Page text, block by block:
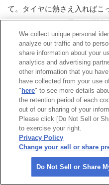
て。タイヤに熱さえ入ればこ
てもらいました。僕は2H耐
一方、いむら選手は「飯田
も入ったので、ちょっと周回
のつなぎだったんですが、早
たので、楽に走れましたよ」
様子。
N1-86の序盤はGR Garage
キモリオイル86の阪口良平選
田守男選手がプロ同士で競い
賢明選手が続く展開だった。
We collect unique personal
analyze our traffic and to
share information about your
analytics and advertising
other information that you
have collected from your use
" here" to see more details
the retention period of each
out of our sharing of your
Please click [Do Not Sell or
to exercise your right.
Privacy Policy
Change your sell or share
Do Not Sell or Share